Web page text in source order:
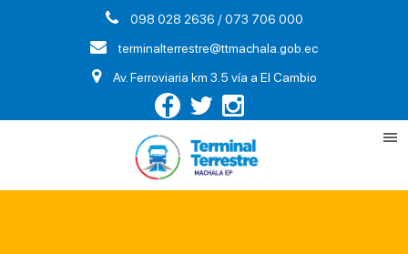
098 028 2636 / 073 706 000
terminalterrestre@ttmachala.gob.ec
Av. Ferroviaria km 3.5 vía a El Cambio